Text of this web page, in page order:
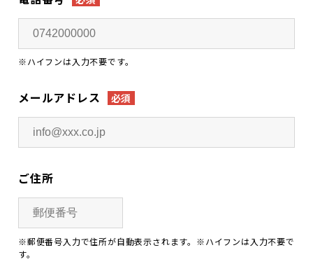
※ハイフンは入力不要です。
メールアドレス 必須
ご住所
※郵便番号入力で住所が自動表示されます。※ハイフンは入力不要で
す。